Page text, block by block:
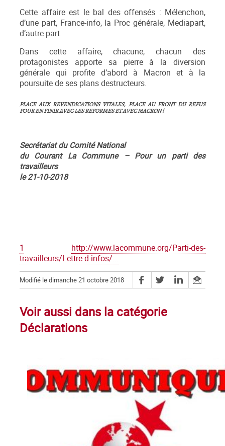
Cette affaire est le bal des offensés : Mélenchon,
d’une part, France-info, la Proc générale, Mediapart,
d’autre part.
Dans cette affaire, chacune, chacun des
protagonistes apporte sa pierre à la diversion
générale qui profite d’abord à Macron et à la
poursuite de ses plans destructeurs.
PLACE AUX REVENDICATIONS VITALES, PLACE AU FRONT DU REFUS
POUR EN FINIR AVEC LES REFORMES ET AVEC MACRON !
Secrétariat du Comité National
du Courant La Commune –Pour un parti des
travailleurs
le 21-10-2018
1
http://www.lacommune.org/Parti-des-
travailleurs/Lettre-d-infos/...
Modifié le dimanche 21 octobre 2018
Voir aussi dans la catégorie
Déclarations